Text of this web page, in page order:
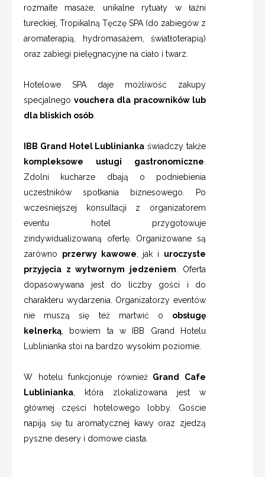
rozmaite masaże, unikalne rytuały w łaźni
tureckiej, Tropikalną Tęczę SPA (do zabiegów z
aromaterapią, hydromasażem, światłoterapią)
oraz zabiegi pielęgnacyjne na ciało i twarz.
Hotelowe SPA daje możliwość zakupy
specjalnego vouchera dla pracowników lub
dla bliskich osób.
IBB Grand Hotel Lublinianka świadczy także
kompleksowe usługi gastronomiczne.
Zdolni kucharze dbają o podniebienia
uczestników spotkania biznesowego. Po
wcześniejszej konsultacji z organizatorem
eventu hotel przygotowuje
zindywidualizowaną ofertę. Organizowane są
zarówno przerwy kawowe, jak i uroczyste
przyjęcia z wytwornym jedzeniem. Oferta
dopasowywana jest do liczby gości i do
charakteru wydarzenia. Organizatorzy eventów
nie muszą się też martwić o obsługę
kelnerką, bowiem ta w IBB Grand Hotelu
Lublinianka stoi na bardzo wysokim poziomie.
W hotelu funkcjonuje równieżGrand Cafe
Lublinianka, która zlokalizowana jest w
głównej części hotelowego lobby. Goście
napiją się tu aromatycznej kawy oraz zjedzą
pyszne desery i domowe ciasta.